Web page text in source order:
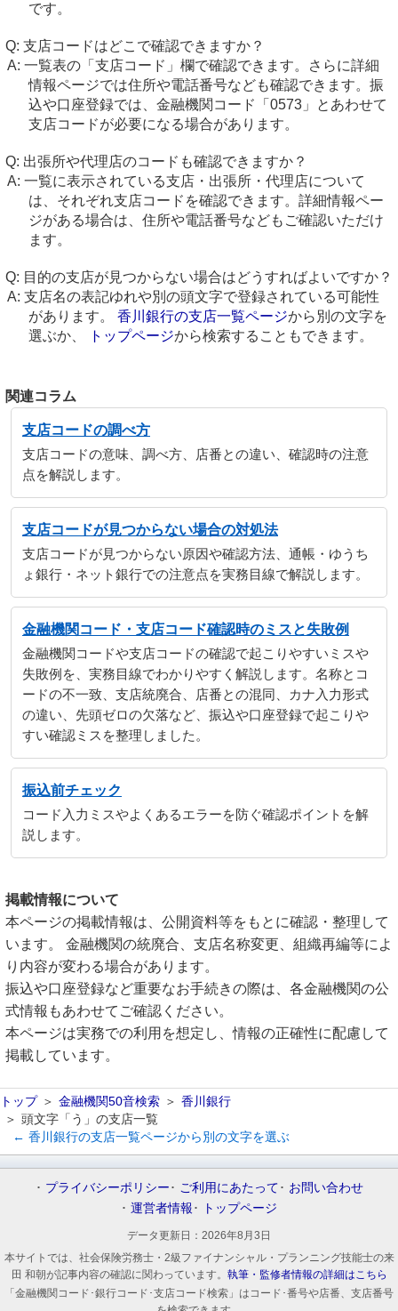
です。
支店コードはどこで確認できますか？
一覧表の「支店コード」欄で確認できます。さらに詳細
情報ページでは住所や電話番号なども確認できます。振
込や口座登録では、金融機関コード「0573」とあわせて
支店コードが必要になる場合があります。
出張所や代理店のコードも確認できますか？
一覧に表示されている支店・出張所・代理店について
は、それぞれ支店コードを確認できます。詳細情報ペー
ジがある場合は、住所や電話番号などもご確認いただけ
ます。
目的の支店が見つからない場合はどうすればよいですか？
支店名の表記ゆれや別の頭文字で登録されている可能性
があります。 香川銀行の支店一覧ページから別の文字を
選ぶか、
トップページから検索することもできます。
関連コラム
支店コードの調べ方
支店コードの意味、調べ方、店番との違い、確認時の注意
点を解説します。
支店コードが見つからない場合の対処法
支店コードが見つからない原因や確認方法、通帳・ゆうち
ょ銀行・ネット銀行での注意点を実務目線で解説します。
金融機関コード・支店コード確認時のミスと失敗例
金融機関コードや支店コードの確認で起こりやすいミスや
失敗例を、実務目線でわかりやすく解説します。名称とコ
ードの不一致、支店統廃合、店番との混同、カナ入力形式
の違い、先頭ゼロの欠落など、振込や口座登録で起こりや
すい確認ミスを整理しました。
振込前チェック
コード入力ミスやよくあるエラーを防ぐ確認ポイントを解
説します。
掲載情報について
本ページの掲載情報は、公開資料等をもとに確認・整理して
います。 金融機関の統廃合、支店名称変更、組織再編等によ
り内容が変わる場合があります。
振込や口座登録など重要なお手続きの際は、各金融機関の公
式情報もあわせてご確認ください。
本ページは実務での利用を想定し、情報の正確性に配慮して
掲載しています。
トップ 金融機関50音検索
香川銀行
頭文字「う」の支店一覧
← 香川銀行の支店一覧ページから別の文字を選ぶ
プライバシーポリシー ご利用にあたって
お問い合わせ
運営者情報
トップページ
データ更新日： 2026年8月3日
本サイトでは、社会保険労務士・2級ファイナンシャル・プランニング技能士の来
田 和朝が記事内容の確認に関わっています。 執筆・監修者情報の詳細はこちら
「金融機関コード･銀行コード･支店コード検索」はコード･番号や店番、支店番号